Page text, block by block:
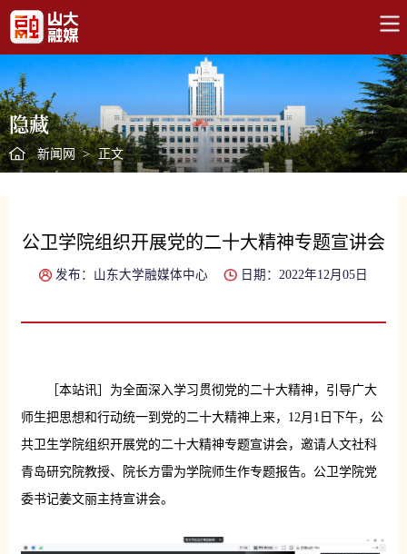
隐藏
新闻网 > 正文
公卫学院组织开展党的二十大精神专题宣讲会
发布：山东大学融媒体中心 日期：2022年12月05日
［本站讯］为全面深入学习贯彻党的二十大精神，引导广大
师生把思想和行动统一到党的二十大精神上来，12月1日下午，公
共卫生学院组织开展党的二十大精神专题宣讲会，邀请人文社科
青岛研究院教授、院长方雷为学院师生作专题报告。公卫学院党
委书记姜文丽主持宣讲会。